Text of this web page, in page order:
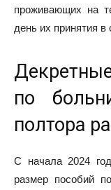
проживающих на
день их принятия в
по
полтора
С начала 2024
размер пособий